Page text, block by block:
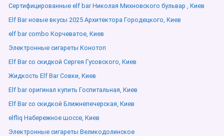
Сертифицированные elf bar Николая Михновского бульвар , Киев
Elf Bar новые вкусы 2025 Архитектора Городецкого, Киев
elf bar combo Корчеватое, Киев
Электронные сигареты Конотоп
Elf Bar со скидкой Сергея Гусовского, Киев
Жидкость Elf Bar Совки, Киев
Elf bar оригинал купить Госпитальная, Киев
Elf Bar со скидкой Ближнепечерская, Киев
elfliq Набережное шоссе, Киев
Электронные сигареты Великодолинское